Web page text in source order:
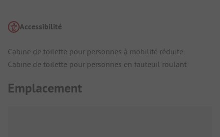
Accessibilité
Cabine de toilette pour personnes à mobilité réduite
Cabine de toilette pour personnes en fauteuil roulant
Emplacement